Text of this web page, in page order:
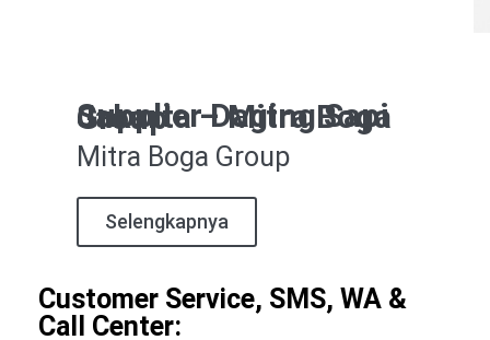
Supplier Daging Sapi Jakarta – Mitra Boga Group
Mitra Boga Group
Selengkapnya
Customer Service, SMS, WA &
Call Center: